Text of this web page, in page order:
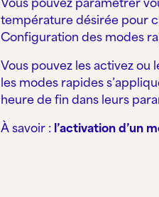
Vous pouvez paramétrer
température désirée pour
Configuration des modes
Vous pouvez les activez ou
les modes rapides
heure de fin dans leurs
À savoir : l’activation d’un